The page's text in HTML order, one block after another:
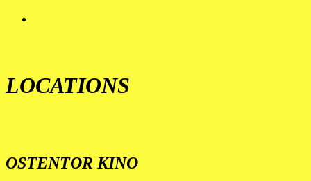
LOCATIONS
OSTENTOR KINO